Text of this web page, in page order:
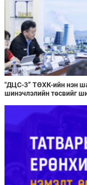
"ДЦС-3” ТӨХК-ийн нэн
шинэчлэлийн төсвийг